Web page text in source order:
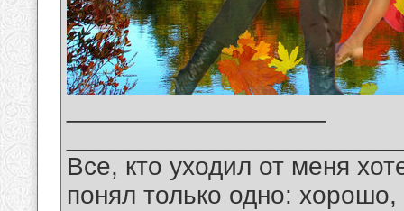
Все, кто уходил от меня
понял только одно: